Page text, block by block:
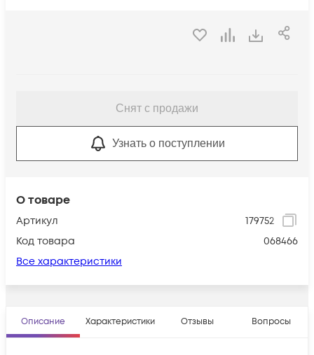
О товаре
Артикул
179752
Код товара
068466
Все характеристики
Снят с продажи
Узнать о поступлении
Описание Характеристики Отзывы Вопросы